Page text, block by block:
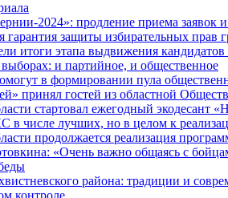
2024»: продление приема заявок
гарантия защиты избирательных прав
итоги этапа выдвижения
и партийное, и общественное
в формировании пула
принял гостей из областной
стартовал ежегодный экодесант
в числе лучших, но в целом к
продолжается реализация
«Очень важно общаясь с
района: традиции и
контроле